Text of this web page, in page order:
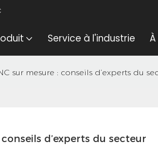
Service à l'industrie
sur mesure : conseils d’experts du
d’experts du secteur